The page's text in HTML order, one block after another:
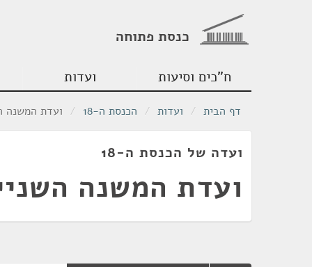
כנסת פתוחה
ח"כים וסיעות ועדות
דף הבית / ועדות / הכנסת ה-18 / ועדת המשנה
ועדה של הכנסת ה-18
ועדת המשנה